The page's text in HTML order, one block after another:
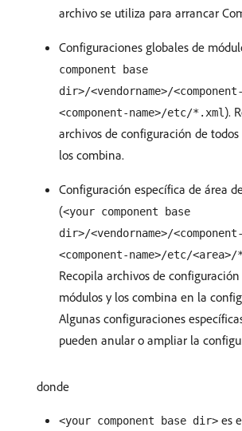
archivo se utiliza para arrancar
Configuraciones globales de
component base
dir>/<vendorname>/
<component-name>/etc/*.xml).
archivos de configuración de
los combina.
Configuración específica de área
(<your component base
dir>/<vendorname>/
<component-name>/etc/<area>/
Recopila archivos de
módulos y los combina en la
Algunas configuraciones
pueden anular o ampliar la
donde
<your component base dir> es